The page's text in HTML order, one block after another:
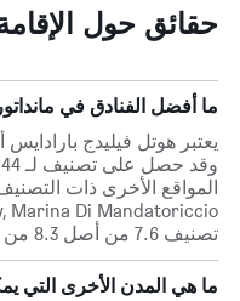
حقائق حول
ما أفضل الفنادق في
يعتبر هوتل فيليدج
تصنيف 7.6 من أصل 8.3 من تقييمات المستخدمين
ما هي المدن الأخرى التي